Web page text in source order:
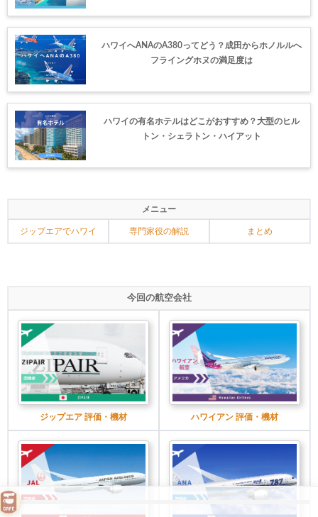
ハワイへANAのA380ってどう？成田からホノルルへ
フライングホヌの満足度は
ハワイの有名ホテルはどこがおすすめ？大型のヒル
トン・シェラトン・ハイアット
メニュー
ジップエアでハワイ 専門家役の解説 まとめ
今回の航空会社
ジップエア 評価・機材 ハワイアン 評価・機材